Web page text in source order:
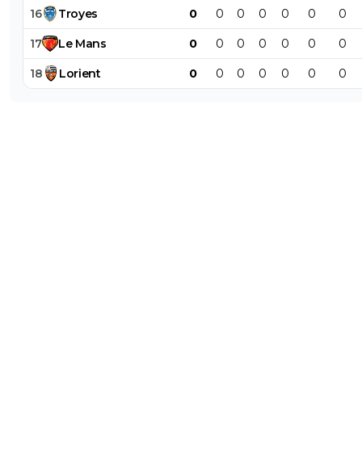
16 Troyes 0 0 0 0 0 0 0
17 Le Mans 0 0 0 0 0 0 0
18 Lorient 0 0 0 0 0 0 0